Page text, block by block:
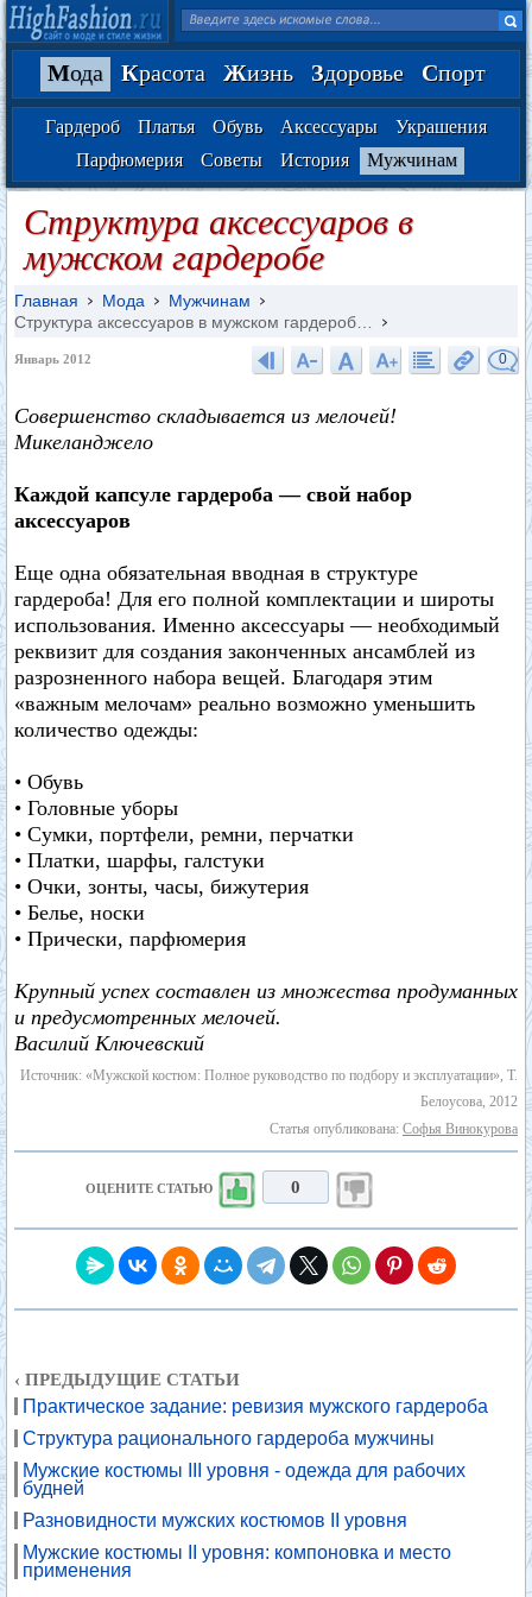
Мода Красота Жизнь Здоровье Спорт
Гардероб Платья Обувь Аксессуары
Украшения
Парфюмерия
Советы История Мужчинам
Структура аксессуаров в
мужском гардеробе
Главная Мода
Мужчинам
Структура аксессуаров в мужском гардероб…
Январь 2012 0
Совершенство складывается из мелочей!
Микеланджело
Каждой капсуле гардероба — свой набор
аксессуаров
Еще одна обязательная вводная в структуре
гардероба! Для его полной комплектации и широты
использования. Именно аксессуары — необходимый
реквизит для создания законченных ансамблей из
разрозненного набора вещей. Благодаря этим
«важным мелочам» реально возможно уменьшить
количество одежды:
• Обувь
• Головные уборы
• Сумки, портфели, ремни, перчатки
• Платки, шарфы, галстуки
• Очки, зонты, часы, бижутерия
• Белье, носки
• Прически, парфюмерия
Крупный успех составлен из множества продуманных
и предусмотренных мелочей.
Василий Ключевский
Источник: «Мужской костюм: Полное руководство по подбору и эксплуатации», Т.
Белоусова, 2012
Статья опубликована: Софья Винокурова
ОЦЕНИТЕ СТАТЬЮ 0
‹ ПРЕДЫДУЩИЕ СТАТЬИ
Практическое задание: ревизия мужского гардероба
Структура рационального гардероба мужчины
Мужские костюмы III уровня - одежда для рабочих
будней
Разновидности мужских костюмов II уровня
Мужские костюмы II уровня: компоновка и место
применения